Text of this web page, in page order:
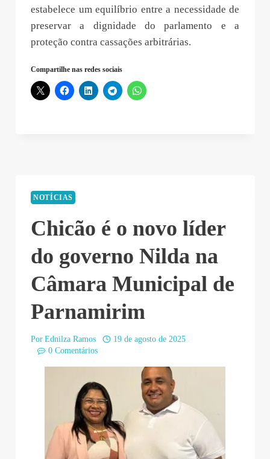
estabelece um equilíbrio entre a necessidade de
preservar a dignidade do parlamento e a
proteção contra cassações arbitrárias.
Compartilhe nas redes sociais
NOTÍCIAS
Chicão é o novo líder
do governo Nilda na
Câmara Municipal de
Parnamirim
Por Ednilza Ramos
19 de agosto de 2025
0 Comentários